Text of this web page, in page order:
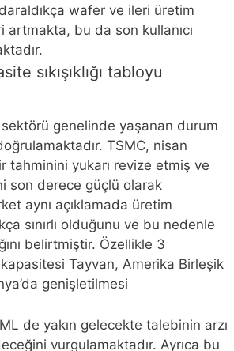
wafer ve ileri üretim
artmakta, bu da son kullanıcı
sıkışıklığı tabloyu
genelinde yaşanan durum
TSMC, nisan
tahminini yukarı revize etmiş ve
son derece güçlü olarak
aynı açıklamada üretim
sınırlı olduğunu ve bu nedenle
belirtmiştir. Özellikle 3
Tayvan, Amerika Birleşik
genişletilmesi
de yakın gelecekte talebinin arzı
vurgulamaktadır. Ayrıca bu